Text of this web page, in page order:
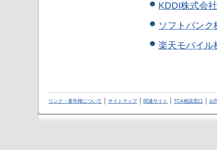
KDDI株式会
ソフトバンク
楽天モバイル
リンク・著作権について サイトマップ 関連サイト TCA相談窓口 お